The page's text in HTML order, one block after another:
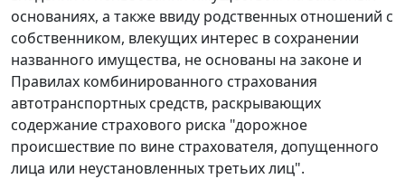
основаниях, а также ввиду родственных отношений с
собственником, влекущих интерес в сохранении
названного имущества, не основаны на законе и
Правилах комбинированного страхования
автотранспортных средств, раскрывающих
содержание страхового риска "дорожное
происшествие по вине страхователя, допущенного
лица или неустановленных третьих лиц".